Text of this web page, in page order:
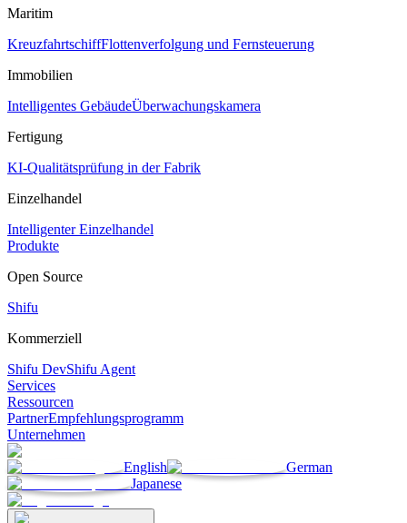
Maritim
KreuzfahrtschiffFlottenverfolgung und Fernsteuerung
Immobilien
Intelligentes GebäudeÜberwachungskamera
Fertigung
KI-Qualitätsprüfung in der Fabrik
Einzelhandel
Intelligenter Einzelhandel
Produkte
Open Source
Shifu
Kommerziell
Shifu DevShifu Agent
Services
Ressourcen
PartnerEmpfehlungsprogramm
Unternehmen
English
German
Japanese